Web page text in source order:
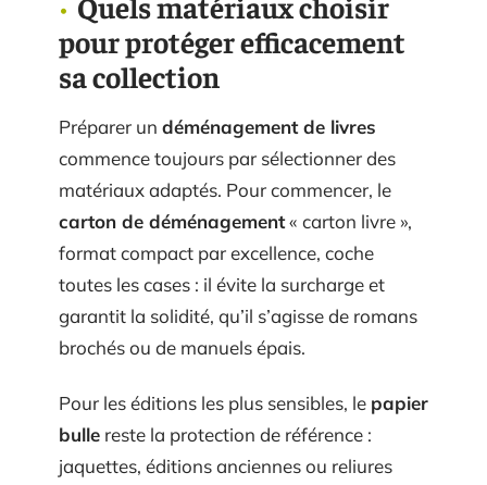
pour protéger efficacement
sa collection
Préparer un déménagement de livres
commence toujours par sélectionner des
matériaux adaptés. Pour commencer, le
carton de déménagement« carton livre »,
format compact par excellence, coche
toutes les cases : il évite la surcharge et
garantit la solidité, qu’il s’agisse de romans
brochés ou de manuels épais.
Pour les éditions les plus sensibles, le papier
bulle reste la protection de référence :
jaquettes, éditions anciennes ou reliures